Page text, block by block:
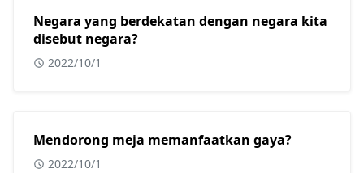
Negara yang berdekatan dengan negara kita
disebut negara?
2022/10/1
Mendorong meja memanfaatkan gaya?
2022/10/1